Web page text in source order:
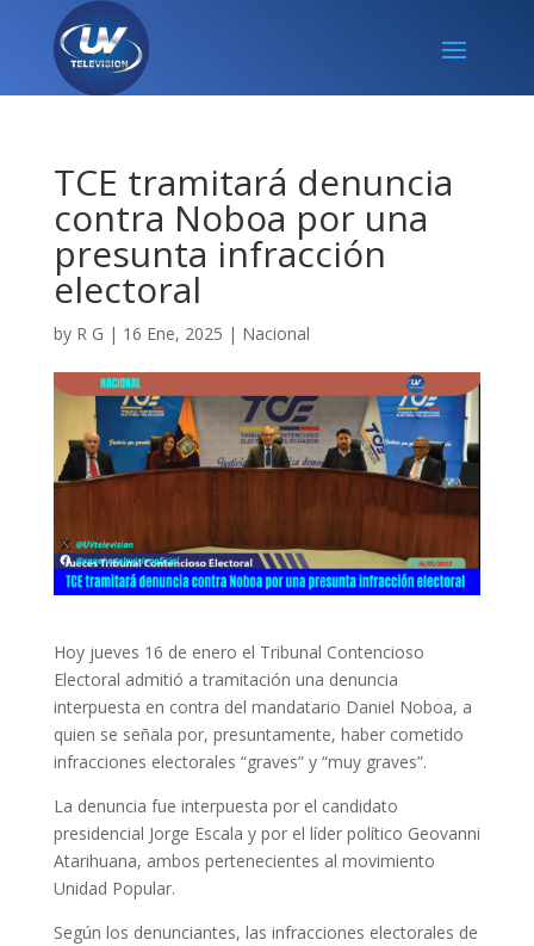
TCE tramitará denuncia
contra Noboa por una
presunta infracción
electoral
by R G | 16 Ene, 2025 | Nacional
Hoy jueves 16 de enero el Tribunal Contencioso
Electoral admitió a tramitación una denuncia
interpuesta en contra del mandatario Daniel Noboa, a
quien se señala por, presuntamente, haber cometido
infracciones electorales “graves” y “muy graves”.
La denuncia fue interpuesta por el candidato
presidencial Jorge Escala y por el líder político Geovanni
Atarihuana, ambos pertenecientes al movimiento
Unidad Popular.
Según los denunciantes, las infracciones electorales de